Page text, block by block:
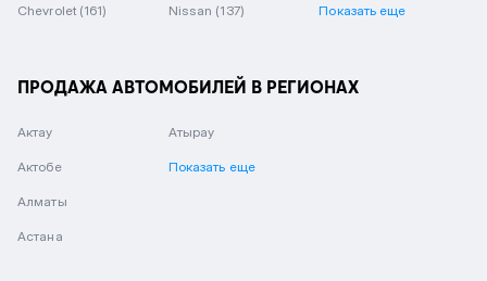
Chevrolet (161) Nissan (137) Показать еще
ПРОДАЖА АВТОМОБИЛЕЙ В РЕГИОНАХ
Актау
Актобе
Алматы
Астана
Атырау
Показать еще